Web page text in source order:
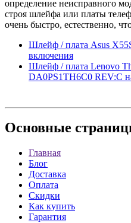
определение неисправного
строя шлейфа или платы
очень быстро, естественно,
Шлейф / плата Asus
включения
Шлейф / плата Lenovo
DA0PS1TH6C0 REV:C
Основные
Главная
Блог
Доставка
Оплата
Скидки
Как купить
Гарантия